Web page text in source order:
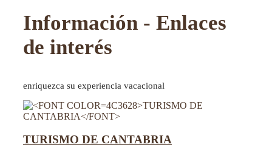
Información - Enlaces
de interés
enriquezca su experiencia vacacional
TURISMO DE CANTABRIA